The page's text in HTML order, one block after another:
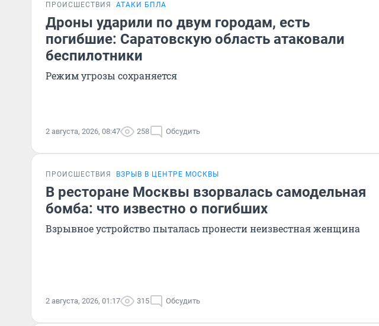
ПРОИСШЕСТВИЯ АТАКИ БПЛА
Дроны ударили по двум городам, есть
погибшие: Саратовскую область атаковали
беспилотники
Режим угрозы сохраняется
2 августа, 2026, 08:47 258 Обсудить
ПРОИСШЕСТВИЯ ВЗРЫВ В ЦЕНТРЕ МОСКВЫ
В ресторане Москвы взорвалась самодельная
бомба: что известно о погибших
Взрывное устройство пыталась пронести неизвестная женщина
2 августа, 2026, 01:17 315 Обсудить